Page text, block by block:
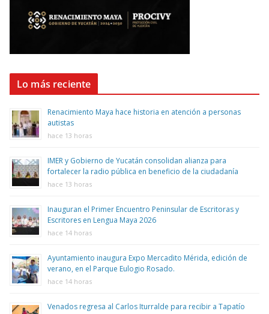
Lo más reciente
Renacimiento Maya hace historia en atención a personas
autistas
hace 13 horas
IMER y Gobierno de Yucatán consolidan alianza para
fortalecer la radio pública en beneficio de la ciudadanía
hace 13 horas
Inauguran el Primer Encuentro Peninsular de Escritoras y
Escritores en Lengua Maya 2026
hace 14 horas
Ayuntamiento inaugura Expo Mercadito Mérida, edición de
verano, en el Parque Eulogio Rosado.
hace 14 horas
Venados regresa al Carlos Iturralde para recibir a Tapatío